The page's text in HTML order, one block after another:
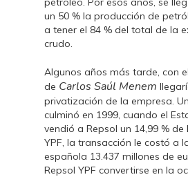
un 50 % la producción de
a tener el 84 % del total de la
crudo.
Algunos años más tarde, con
de Carlos Saúl Menem
privatización de la empresa.
culminó en 1999, cuando el
vendió a Repsol un 14,99 % de
YPF, la transacción le costó a
española 13.437 millones de
Repsol YPF convertirse en la